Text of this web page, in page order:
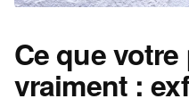
Ce que
vraiment :